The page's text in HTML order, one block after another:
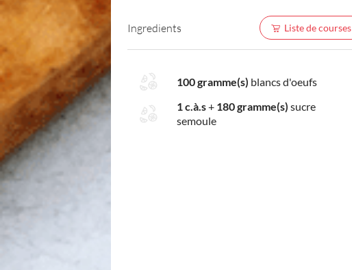
Ingredients Liste de courses
100 gramme(s) blancs d'oeufs
1 c.à.s+ 180 gramme(s) sucre
semoule